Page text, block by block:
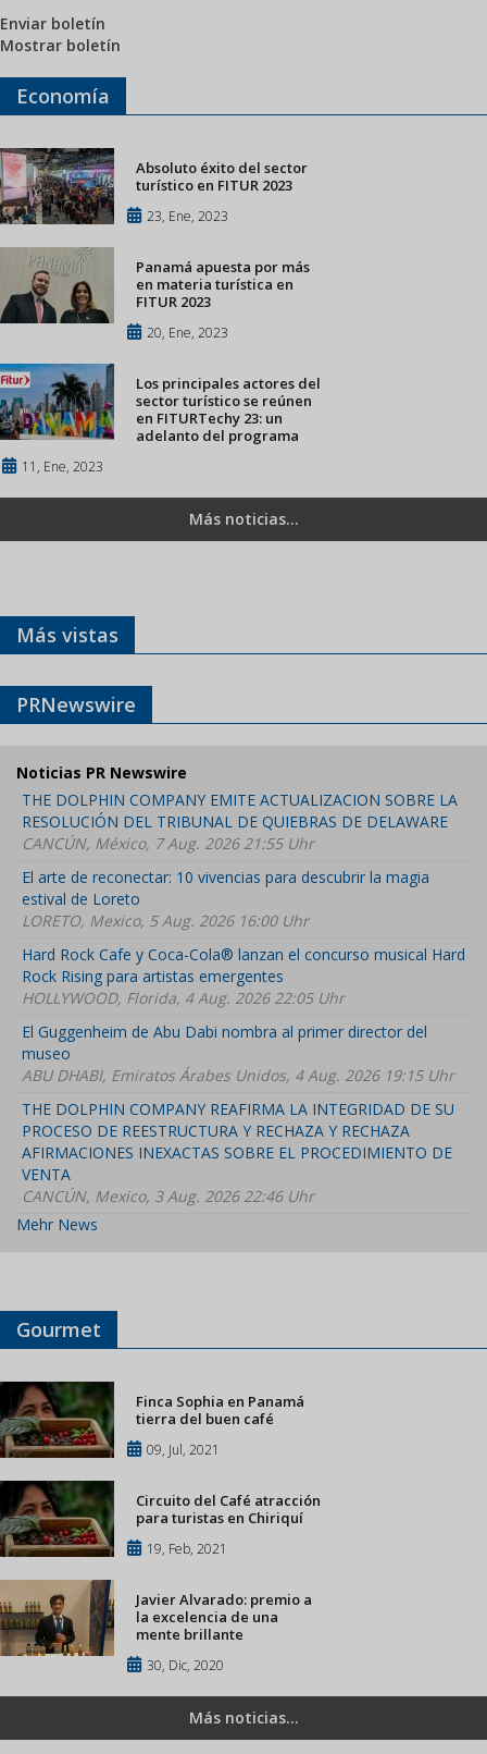
Enviar boletín
Mostrar boletín
Economía
Absoluto éxito del sector
turístico en FITUR 2023
23, Ene, 2023
Panamá apuesta por más
en materia turística en
FITUR 2023
20, Ene, 2023
Los principales actores del
sector turístico se reúnen
en FITURTechy 23: un
adelanto del programa
11, Ene, 2023
Más noticias...
Más vistas
PRNewswire
Noticias PR Newswire
THE DOLPHIN COMPANY EMITE ACTUALIZACION SOBRE LA
RESOLUCIÓN DEL TRIBUNAL DE QUIEBRAS DE DELAWARE
CANCÚN, México, 7 Aug. 2026 21:55 Uhr
El arte de reconectar: 10 vivencias para descubrir la magia
estival de Loreto
LORETO, Mexico, 5 Aug. 2026 16:00 Uhr
Hard Rock Cafe y Coca-Cola® lanzan el concurso musical Hard
Rock Rising para artistas emergentes
HOLLYWOOD, Florida, 4 Aug. 2026 22:05 Uhr
El Guggenheim de Abu Dabi nombra al primer director del
museo
ABU DHABI, Emiratos Árabes Unidos, 4 Aug. 2026 19:15 Uhr
THE DOLPHIN COMPANY REAFIRMA LA INTEGRIDAD DE SU
PROCESO DE REESTRUCTURA Y RECHAZA Y RECHAZA
AFIRMACIONES INEXACTAS SOBRE EL PROCEDIMIENTO DE
VENTA
CANCÚN, Mexico, 3 Aug. 2026 22:46 Uhr
Mehr News
Gourmet
Finca Sophia en Panamá
tierra del buen café
09, Jul, 2021
Circuito del Café atracción
para turistas en Chiriquí
19, Feb, 2021
Javier Alvarado: premio a
la excelencia de una
mente brillante
30, Dic, 2020
Más noticias...